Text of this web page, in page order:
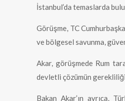
İstanbul’da temaslarda
Görüşme, TC
ve bölgesel savunma,
Akar, görüşmede Rum
devletli çözümün
Bakan Akar’ın ayrıca,